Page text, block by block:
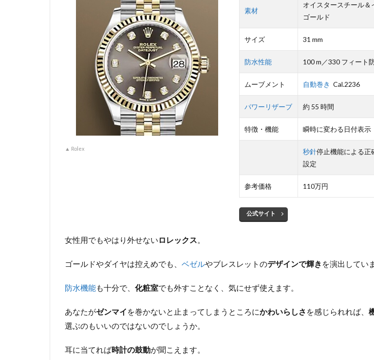
▲ Rolex
素材
オイスタースチール＆
ゴールド
サイズ 31 mm
防水性能 100 m／330 フィート
ムーブメント 自動巻き Cal.2236
パワーリザーブ 約 55 時間
特徴・機能 瞬時に変わる日付表示
秒針停止機能による正
設定
参考価格 110万円
公式サイト
女性用でもやはり外せない ロレックス。
ゴールドやダイヤは控えめでも、 ベゼルやブレスレットのデザインで輝き を演出してい
防水機能も十分で、 化粧室でも外すことなく、気にせず使えます。
あなたがゼンマイ を巻かないと止まってしまうところにかわいらしさ を感じられれば、
選ぶのもいいのではないのでしょうか。
耳に当てれば時計の鼓動が聞こえます。